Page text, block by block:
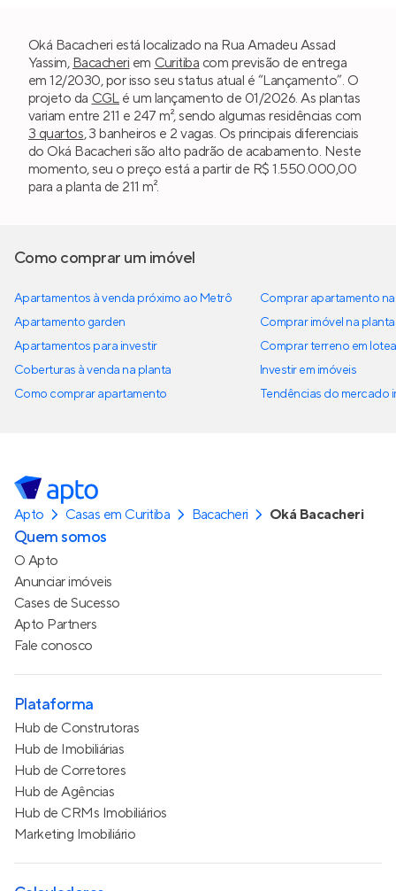
Oká Bacacheri está localizado na Rua Amadeu Assad
Yassim, Bacacheri em Curitiba com previsão de entrega
em 12/2030, por isso seu status atual é “Lançamento”. O
projeto da CGL é um lançamento de 01/2026. As plantas
variam entre 211 e 247 m², sendo algumas residências com
3 quartos, 3 banheiros e 2 vagas. Os principais diferenciais
do Oká Bacacheri são alto padrão de acabamento. Neste
momento, seu o preço está a partir de R$ 1.550.000,00
para a planta de 211 m².
Como comprar um imóvel
Apartamentos à venda próximo ao Metrô
Apartamento garden
Apartamentos para investir
Coberturas à venda na planta
Como comprar apartamento
Comprar apartamento
Comprar imóvel na planta
Comprar terreno em
Investir em imóveis
Tendências do mercado
Apto Casas em Curitiba Bacacheri Oká Bacacheri
Quem somos
O Apto
Anunciar imóveis
Cases de Sucesso
Apto Partners
Fale conosco
Plataforma
Hub de Construtoras
Hub de Imobiliárias
Hub de Corretores
Hub de Agências
Hub de CRMs Imobiliários
Marketing Imobiliário